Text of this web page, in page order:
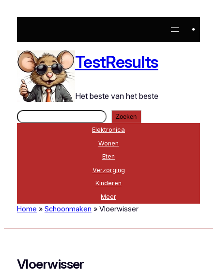
TestResults
Het beste van het beste
Zoeken
Zoeken
Elektronica
Wonen
Eten
Verzorging
Kinderen
Meer
Home » Schoonmaken »Vloerwisser
Vloerwisser